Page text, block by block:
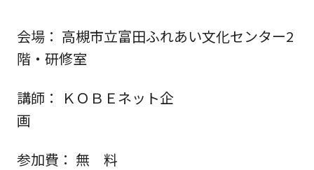
会場 ： 高槻市立富田ふれあい文化センター2
階・研修室
講師 ： ＫＯＢＥネット企
画
参加費 ： 無 料